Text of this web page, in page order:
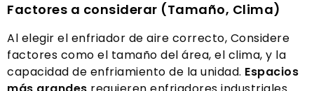
Factores a considerar (Tamaño, Clima)
Al elegir el enfriador de aire correcto, Considere
factores como el tamaño del área, el clima, y la
capacidad de enfriamiento de la unidad. Espacios